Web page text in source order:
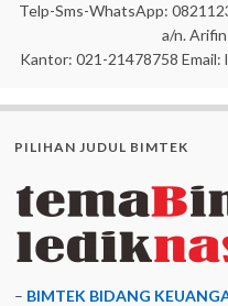
Telp-Sms-WhatsApp:
a/n. Arifin
Kantor: 021-21478758 Email:
PILIHAN JUDUL BIMTEK
– BIMTEK BIDANG